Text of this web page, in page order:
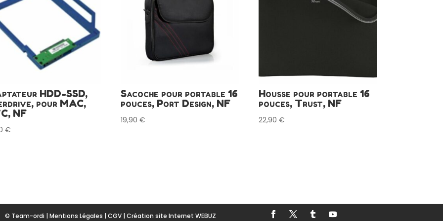
HDD-SSD,
pour MAC,
NF
€
Sacoche pour portable 16
pouces, Port Design, NF
19,90€
Housse pour portable 16
pouces, Trust, NF
22,90€
© Team-ordi |Mentions Légales |CGV |Création site Internet WEBUZ